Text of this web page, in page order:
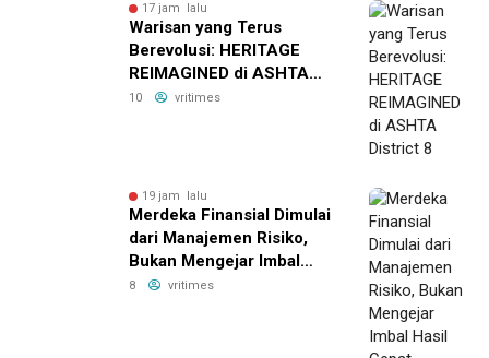
17 jam lalu
Warisan yang Terus
Berevolusi: HERITAGE
REIMAGINED di ASHTA
District 8
10 vritimes
19 jam lalu
Merdeka Finansial Dimulai
dari Manajemen Risiko,
Bukan Mengejar Imbal
Hasil Cepat
8 vritimes